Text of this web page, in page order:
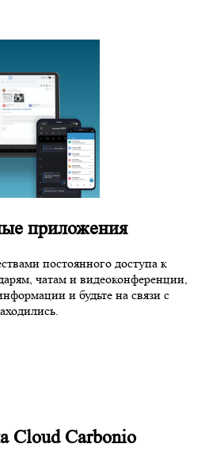
приложения
постоянного доступа к
чатам и видеоконференции,
и будьте на связи с
Cloud Carbonio